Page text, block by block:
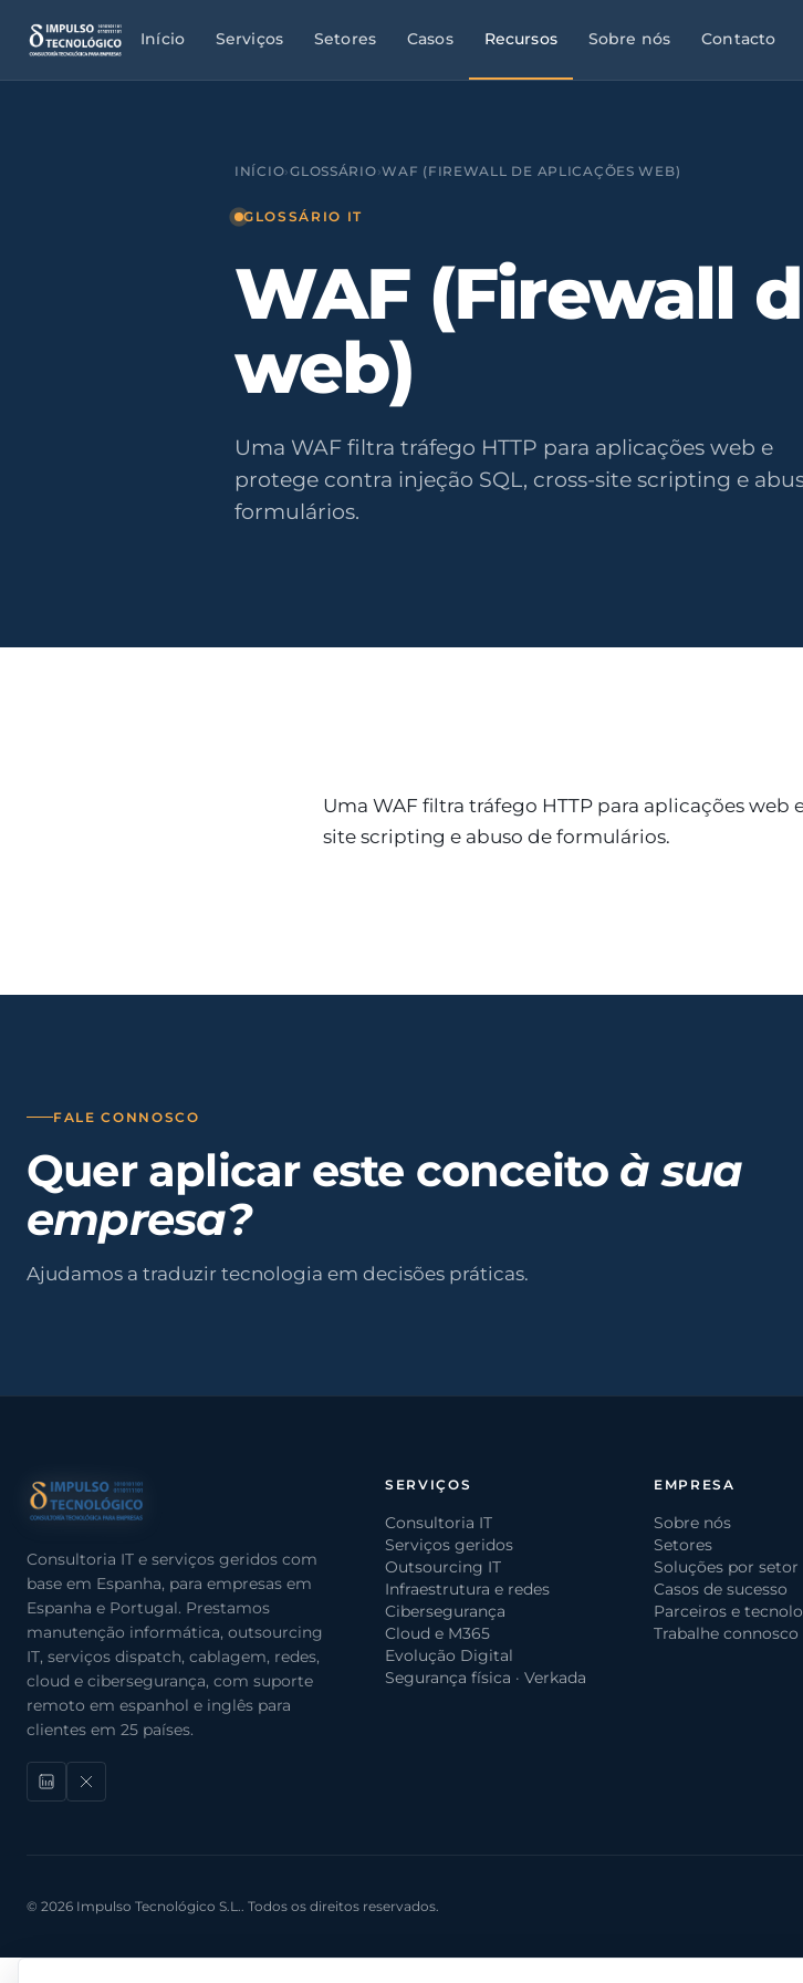
Início Serviços Setores Casos Recursos Sobre nós Contacto
INÍCIO›GLOSSÁRIO›WAF (FIREWALL DE APLICAÇÕES WEB)
GLOSSÁRIO IT
WAF (Firewall
web)
Uma WAF filtra tráfego HTTP para aplicações web e
protege contra injeção SQL, cross-site scripting e
formulários.
Uma WAF filtra tráfego HTTP para aplicações web
site scripting e abuso de formulários.
FALE CONNOSCO
Quer aplicar este conceito à sua
empresa?
Ajudamos a traduzir tecnologia em decisões práticas.
Consultoria IT e serviços geridos com
base em Espanha, para empresas em
Espanha e Portugal. Prestamos
manutenção informática, outsourcing
IT, serviços dispatch, cablagem, redes,
cloud e cibersegurança, com suporte
remoto em espanhol e inglês para
clientes em 25 países.
SERVIÇOS
Consultoria IT
Serviços geridos
Outsourcing IT
Infraestrutura e redes
Cibersegurança
Cloud e M365
Evolução Digital
Segurança física · Verkada
EMPRESA
Sobre nós
Setores
Soluções por setor
Casos de sucesso
Parceiros e
Trabalhe connosco
© 2026 Impulso Tecnológico S.L.. Todos os direitos reservados.